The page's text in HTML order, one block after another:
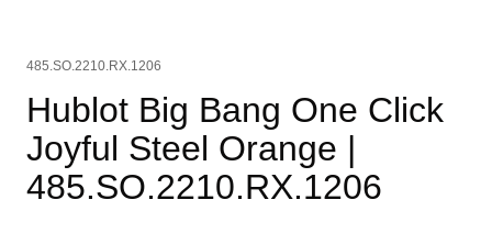
485.SO.2210.RX.1206
Hublot Big Bang One Click
Joyful Steel Orange |
485.SO.2210.RX.1206